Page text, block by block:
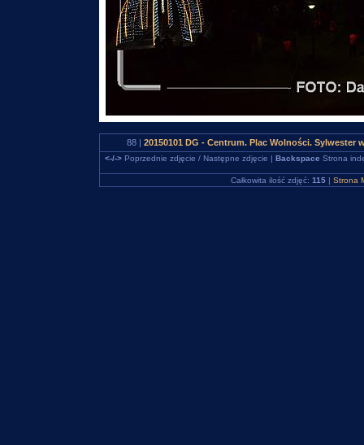
88 | 20150101 DG - Centrum. Plac Wolności. Sylwester
<-/->Poprzednie zdjęcie / Następne zdjęcie | Backspace Strona
Całkowita ilość zdjęć: 115| Strona